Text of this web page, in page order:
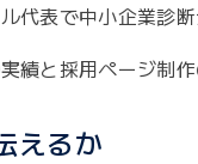
代表で中小企業診断
績と採用ページ制
えるか